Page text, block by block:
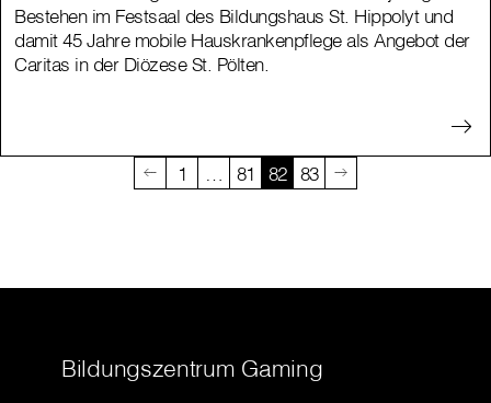
Bestehen im Festsaal des Bildungshaus St. Hippolyt und
damit 45 Jahre mobile Hauskrankenpflege als Angebot der
Caritas in der Diözese St. Pölten.
1 81 82 83
Bildungszentrum Gaming